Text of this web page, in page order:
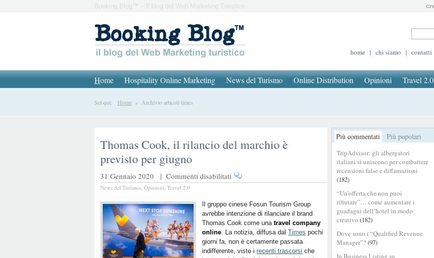
Booking Blog™ – Il blog del Web Marketing Turistico
home | chi siamo | contatti
Home Hospitality Online Marketing News del Turismo Online Distribution Opinioni Travel 2.0
Sei qui: Home » Archivio articoli times
Più commentati Più popolari
TripAdvisor: gli albergatori
italiani si uniscono per combattere
recensioni false e diffamazioni
(182)
“Un’offerta che non puoi
rifiutare”… come aumentare i
guadagni dell’hotel in modo
creativo (182)
Dove sono i “Qualified Revenue
Manager”?(97)
In Business Listing su
Thomas Cook, il rilancio del marchio è
previsto per giugno
31 Gennaio 2020 | Commenti disabilitati su
Thomas
il
rilancio
del
marchio
è
previsto
News del Turismo, Opinioni, Travel 2.0
Il gruppo cinese Fosun Tourism Group
avrebbe intenzione di rilanciare il brand
Thomas Cook come una travel company
online. La notizia, diffusa dal Times pochi
giorni fa, non è certamente passata
indifferente, visto i recenti trascorsi che